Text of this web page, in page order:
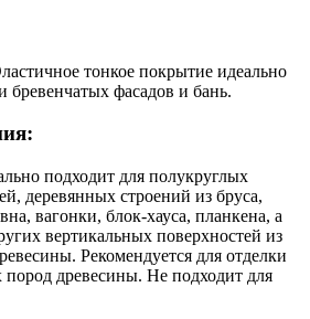
тонкое покрытие идеально
бревенчатых фасадов и бань.
подходит для полукруглых
деревянных строений из бруса,
вагонки, блок-хауса, планкена, а
вертикальных поверхностей из
Рекомендуется для отделки
древесины. Не подходит для